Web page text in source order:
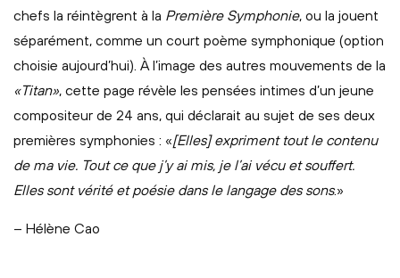
chefs la réintègrent à la Première Symphonie, ou la jouent
séparément, comme un court poème symphonique (option
choisie aujourd’hui). À l’image des autres mouvements de la
«Titan», cette page révèle les pensées intimes d’un jeune
compositeur de 24 ans, qui déclarait au sujet de ses deux
premières symphonies : «[Elles] expriment tout le contenu
de ma vie. Tout ce que j’y ai mis, je l’ai vécu et souffert.
Elles sont vérité et poésie dans le langage des sons.»
– Hélène Cao